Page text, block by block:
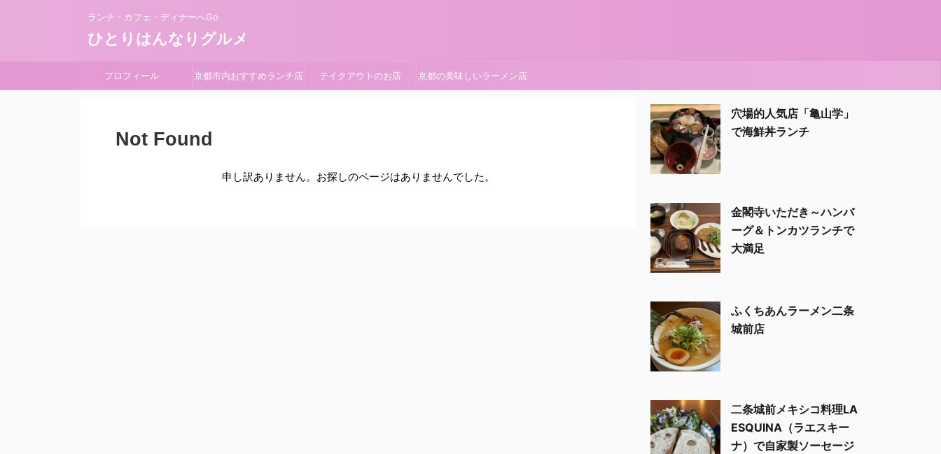
ランチ・カフェ・ディナーへGo
ひとりはんなりグルメ
プロフィール 京都市内おすすめランチ店 テイクアウトのお店 京都の美味しいラーメン店
Not Found
申し訳ありません。お探しのページはありませんでした。
穴場的人気店「亀山学」
で海鮮丼ランチ
金閣寺いただき～ハンバ
ーグ＆トンカツランチで
大満足
ふくちあんラーメン二条
城前店
二条城前メキシコ料理LA
ESQUINA（ラエスキー
ナ）で自家製ソーセージ